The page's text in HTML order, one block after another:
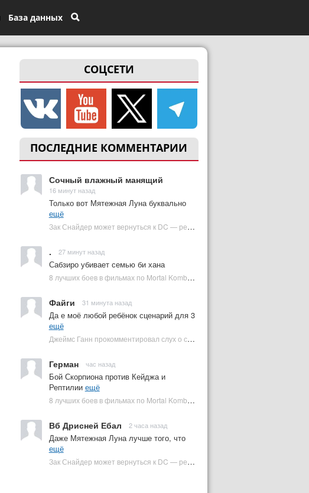
База данных
СОЦСЕТИ
ПОСЛЕДНИЕ КОММЕНТАРИИ
Сочный влажный манящий
16 минут назад
Только вот Мятежная Луна буквально
ещё
Зак Снайдер может вернуться к DC — режиссер общался с Warner Bros. (фото) | Plugged In Ru
. 27 минут назад
Сабзиро убивает семью би хана
8 лучших боев в фильмах по Mortal Kombat: от «Смертельной битвы» до «Мортал Комбат 2» | Plugged In Ru
Файги 31 минута назад
Да е моё любой ребёнок сценарий для 3
ещё
Джеймс Ганн прокомментировал слух о съемках «Бэтмена 3» | Plugged In Ru
Герман час назад
Бой Скорпиона против Кейджа и
Рептилии ещё
8 лучших боев в фильмах по Mortal Kombat: от «Смертельной битвы» до «Мортал Комбат 2» | Plugged In Ru
Вб Дрисней Ебал 2 часа назад
Даже Мятежная Луна лучше того, что
ещё
Зак Снайдер может вернуться к DC — режиссер общался с Warner Bros. (фото) | Plugged In Ru